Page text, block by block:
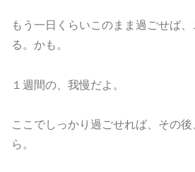
もう一日くらいこのまま過ごせば
る。かも。
１週間の、我慢だよ。
ここでしっかり過ごせれば、その
ら。